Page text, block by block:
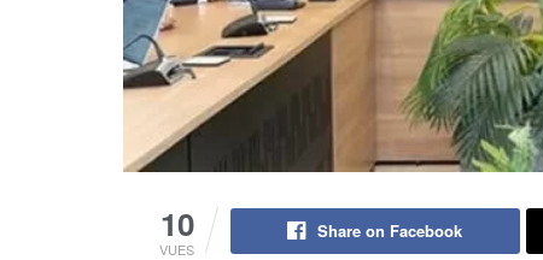
10
VUES
Share on Facebook